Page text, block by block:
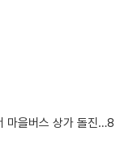
마을버스 상가 돌진…8